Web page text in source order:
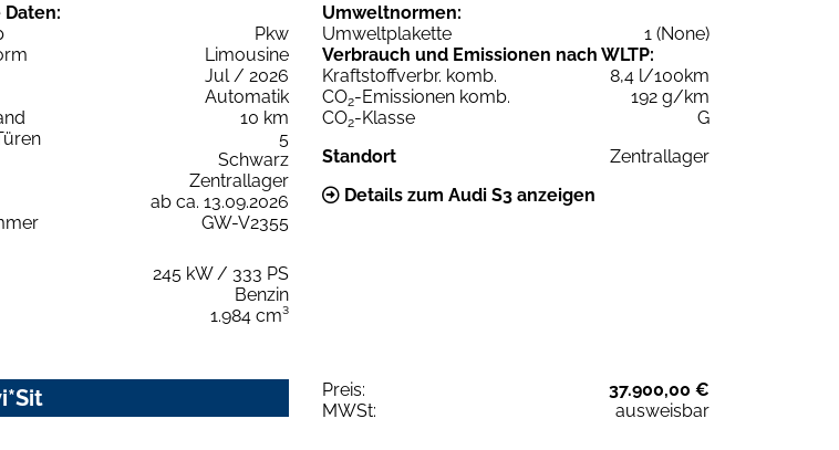
Pkw
Limousine
Jul / 2026
Automatik
10 km
5
Schwarz
Zentrallager
ab ca. 13.09.2026
GW-V2355
245 kW / 333 PS
Benzin
1.984 cm³
Umweltnormen:
Umweltplakette
1 (None)
Verbrauch und Emissionen nach WLTP:
Kraftstoffverbr. komb.
8,4 l/100km
CO2-Emissionen komb.
192 g/km
CO2-Klasse
G
Standort
Zentrallager
Details zum Audi S3 anzeigen
Preis:
37.900,00 €
MWSt:
ausweisbar